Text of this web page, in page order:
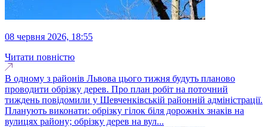
08 червня 2026, 18:55
Читати повністю
В одному з районів Львова цього тижня будуть планово
проводити обрізку дерев. Про план робіт на поточний
тиждень повідомили у Шевченківській районній адміністрації.
Планують виконати: обрізку гілок біля дорожніх знаків на
вулицях району; обрізку дерев на вул...